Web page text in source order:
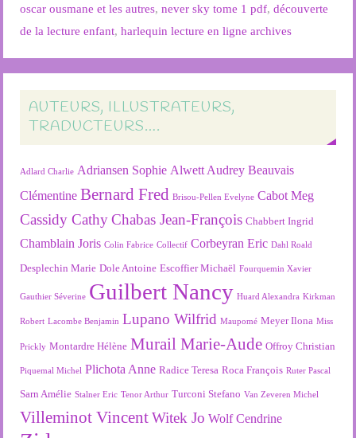
oscar ousmane et les autres,never sky tome 1 pdf,découverte
de la lecture enfant,harlequin lecture en ligne archives
AUTEURS, ILLUSTRATEURS,
TRADUCTEURS….
Adlard Charlie Adriansen Sophie Alwett Audrey Beauvais
Clémentine Bernard Fred Brisou-Pellen Evelyne Cabot Meg
Cassidy Cathy Chabas Jean-François Chabbert Ingrid
Chamblain Joris Colin Fabrice Collectif Corbeyran Eric Dahl Roald
Desplechin Marie Dole Antoine Escoffier Michaël Fourquemin Xavier
Gauthier Séverine Guilbert Nancy Huard Alexandra Kirkman
Robert Lacombe Benjamin Lupano Wilfrid Maupomé Meyer Ilona Miss
Prickly Montardre Hélène Murail Marie-Aude Offroy Christian
Piquemal Michel Plichota Anne Radice Teresa Roca François Ruter Pascal
Sarn Amélie Stalner Eric Tenor Arthur Turconi Stefano Van Zeveren Michel
Villeminot Vincent Witek Jo Wolf Cendrine